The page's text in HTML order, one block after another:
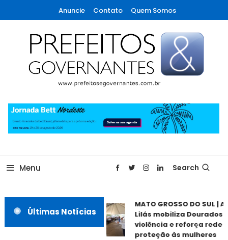
To
Content
Anuncie Contato Quem Somos
Prefeitos & Governantes
Menu Search
Últimas Notícias
MATO GROSSO DO SUL |
Lilás mobiliza Dourados
violência e reforça rede
proteção às mulheres